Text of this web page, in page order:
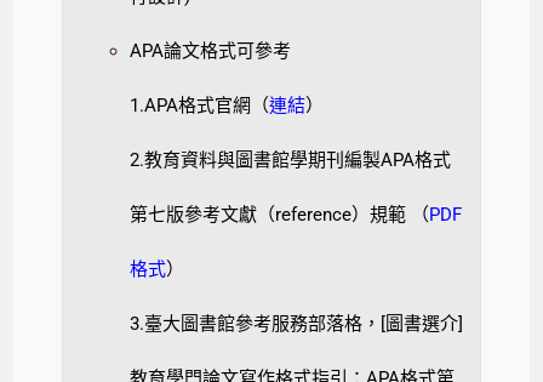
APA論文格式可參考
1.APA格式官網（連結）
2.教育資料與圖書館學期刊編製APA格式
第七版參考文獻（reference）規範 （PDF
格式）
3.臺大圖書館參考服務部落格，[圖書選介]